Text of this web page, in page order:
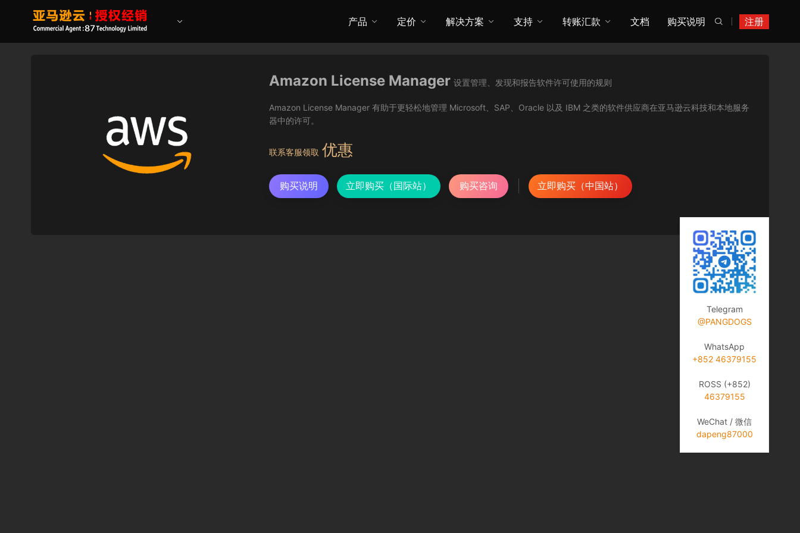
注册

产品 定价 解决方案 支持 转账汇款 文档 购买说明
Amazon License Manager 设置管理、发现和报告软件许可使用的规则
Amazon License Manager 有助于更轻松地管理 Microsoft、SAP、Oracle 以及 IBM 之类的软件供应商在亚马逊云科技和本地服务
器中的许可。
联系客服领取 优惠
购买说明 立即购买（国际站） 购买咨询 立即购买（中国站）
Telegram
@PANGDOGS
WhatsApp
+852 46379155
ROSS (+852)
46379155
WeChat / 微信
dapeng87000